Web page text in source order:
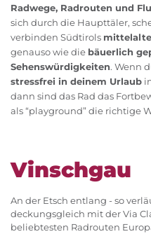
Radwege, Radrouten und
sich durch die Haupttäler,
verbinden Südtirols
genauso wie die bäuerlich
Sehenswürdigkeiten. Wenn
stressfrei in deinem Urlaub
dann sind das Rad das
als “playground” die richtige
Vinschgau
An der Etsch entlang - so
deckungsgleich mit der Via
beliebtesten Radrouten